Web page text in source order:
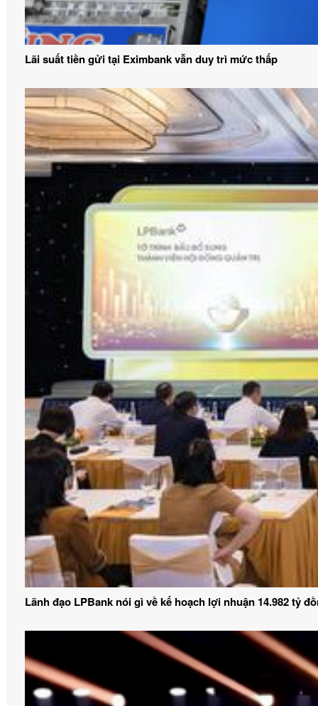
Lãi suất tiền gửi tại Eximbank vẫn duy trì mức thấp
Lãnh đạo LPBank nói gì về kế hoạch lợi nhuận 14.982 tỷ